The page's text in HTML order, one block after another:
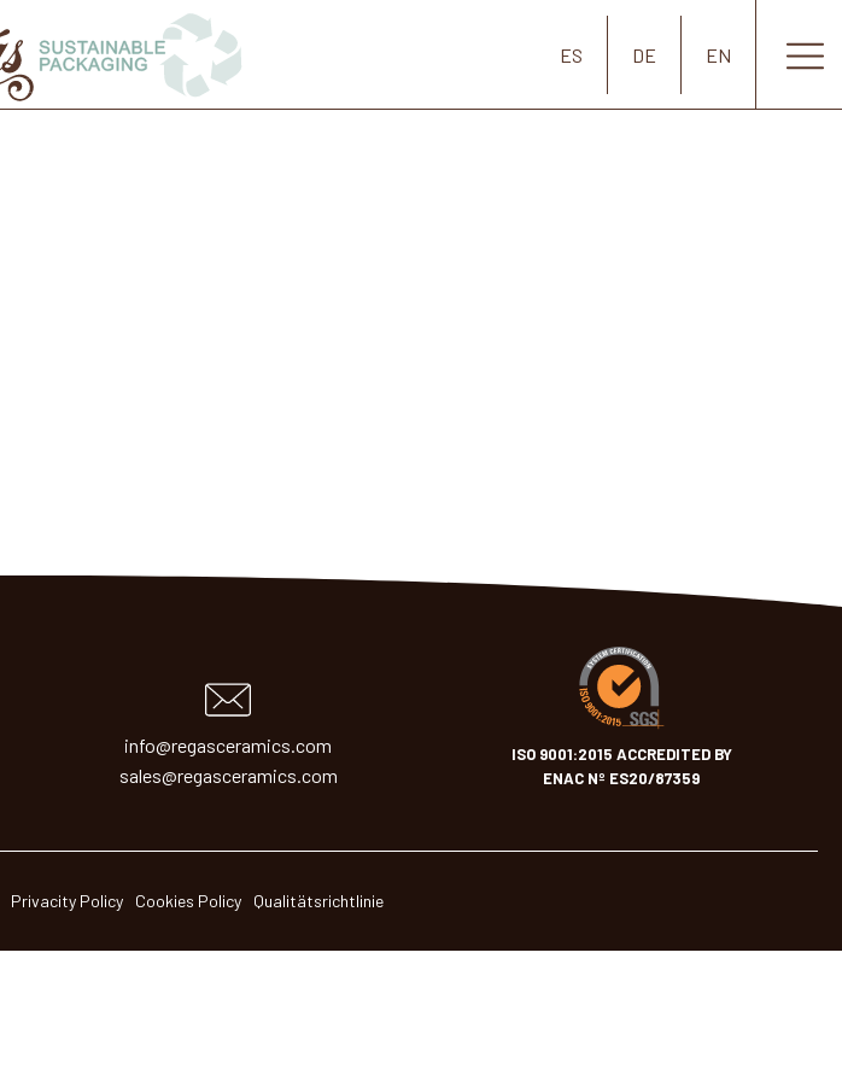
ES DE EN
info@regasceramics.com
sales@regasceramics.com
ISO 9001:2015 ACCREDITED BY
ENAC Nº ES20/87359
Privacity Policy Cookies Policy Qualitätsrichtlinie